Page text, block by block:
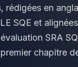
rédigées en
SQE et
SRA
chapitre